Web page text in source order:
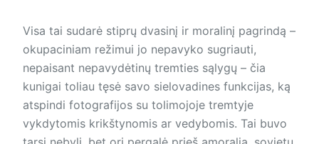
Visa tai sudarė stiprų dvasinį ir moralinį pagrindą –
okupaciniam režimui jo nepavyko sugriauti,
nepaisant nepavydėtinų tremties sąlygų – čia
kunigai toliau tęsė savo sielovadines funkcijas, ką
atspindi fotografijos su tolimojoje tremtyje
vykdytomis krikštynomis ar vedybomis. Tai buvo